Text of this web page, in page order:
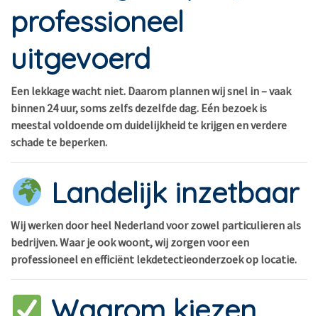
professioneel
uitgevoerd
Een lekkage wacht niet. Daarom plannen wij snel in – vaak
binnen 24 uur, soms zelfs dezelfde dag. Eén bezoek is
meestal voldoende om duidelijkheid te krijgen en verdere
schade te beperken.
Landelijk inzetbaar
Wij werken door heel Nederland voor zowel particulieren als
bedrijven. Waar je ook woont, wij zorgen voor een
professioneel en efficiënt lekdetectieonderzoek op locatie.